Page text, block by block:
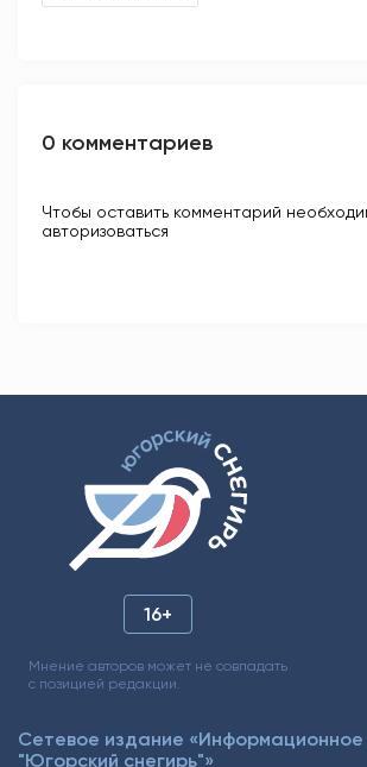
0 комментариев
Чтобы оставить комментарий
авторизоваться
16+
Мнение авторов может не совпадать
с позицией редакции.
Сетевое издание «Информационное
"Югорский снегирь"»